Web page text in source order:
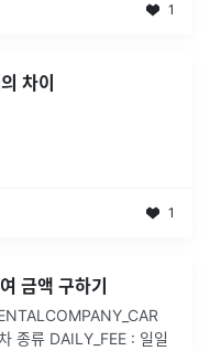
1
차이
1
금액 구하기
종류 DAILY_FEE : 일일